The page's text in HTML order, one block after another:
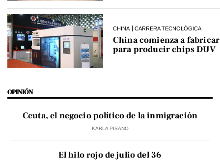
CHINA CARRERA TECNOLÓGICA
China comienza a
para producir chips DUV
OPINIÓN
Ceuta, el negocio político de la inmigración
KARLA PISANO
El hilo rojo de julio del 36